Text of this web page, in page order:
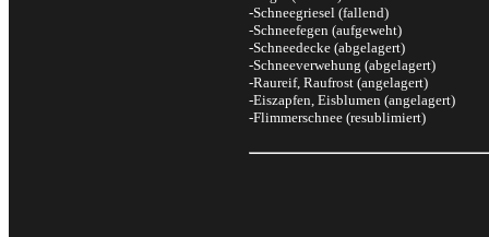
-Schneegriesel (fallend)
-Schneefegen (aufgeweht)
-Schneedecke (abgelagert)
-Schneeverwehung (abgelagert)
-Raureif, Raufrost (angelagert)
-Eiszapfen, Eisblumen (angelagert)
-Flimmerschnee (resublimiert)